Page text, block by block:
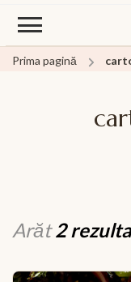
Prima pagină
Arăt2